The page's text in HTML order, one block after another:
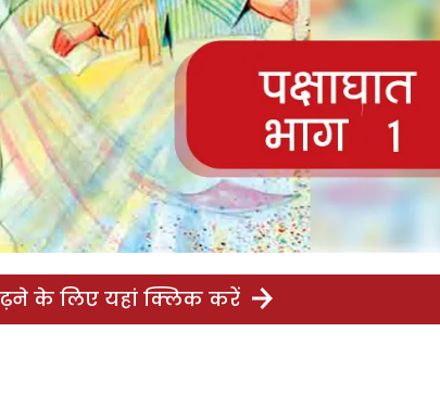
के लिए यहां क्लिक करें